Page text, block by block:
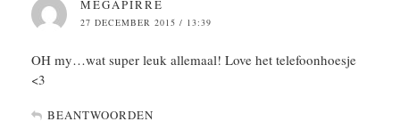
MEGAPIRRE
27 DECEMBER 2015 / 13:39
OH my…wat super leuk allemaal! Love het telefoonhoesje
<3
BEANTWOORDEN